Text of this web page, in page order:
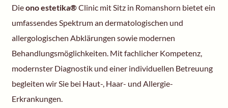
Dieono estetika®Clinic mit Sitz in Romanshorn bietet ein
umfassendes Spektrum an dermatologischen und
allergologischen Abklärungen sowie modernen
Behandlungsmöglichkeiten. Mit fachlicher Kompetenz,
modernster Diagnostik und einer individuellen Betreuung
begleiten wir Sie bei Haut-, Haar- und Allergie-
Erkrankungen.